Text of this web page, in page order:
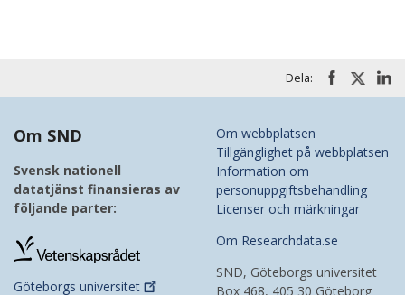
Dela:
Om SND
Svensk nationell
datatjänst finansieras av
följande parter:
Göteborgs universitet
Om webbplatsen
Tillgänglighet på webbplatsen
Information om
personuppgiftsbehandling
Licenser och märkningar
Om Researchdata.se
SND, Göteborgs universitet
Box 468, 405 30 Göteborg